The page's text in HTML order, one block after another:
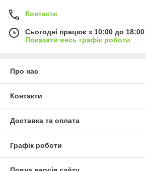
Контакти
Сьогодні працює з 10:00 до 18:00
Показати весь графік роботи
Про нас
Контакти
Доставка та оплата
Графік роботи